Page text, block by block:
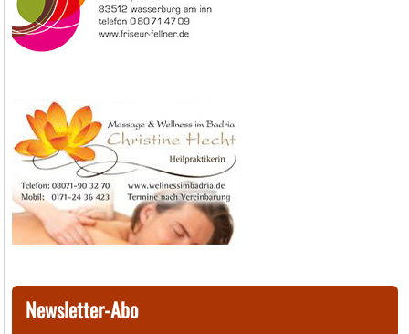
Newsletter-Abo